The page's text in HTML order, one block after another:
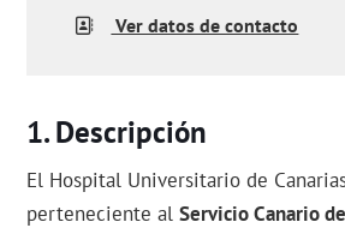
Ver datos de contacto
Descripción
El Hospital Universitario de
perteneciente alServicio Canario